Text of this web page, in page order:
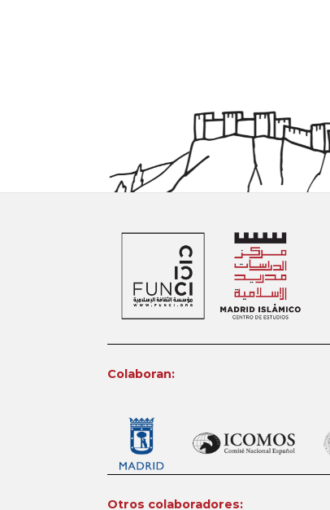
Colaboran:
Otros colaboradores: